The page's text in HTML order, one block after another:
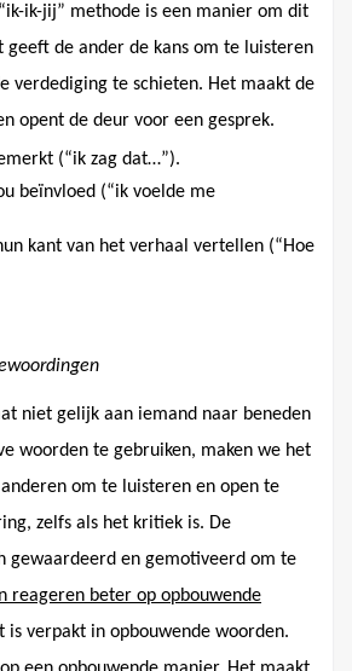
ik-jij” methode is een manier om dit
de ander de kans om te luisteren
verdediging te schieten. Het maakt de
opent de deur voor een gesprek.
(“ik zag dat…”).
beïnvloed (“ik voelde me
kant van het verhaal vertellen (“Hoe
niet gelijk aan iemand naar beneden
woorden te gebruiken, maken we het
om te luisteren en open te
zelfs als het kritiek is. De
gewaardeerd en gemotiveerd om te
reageren beter op opbouwende
is verpakt in opbouwende woorden.